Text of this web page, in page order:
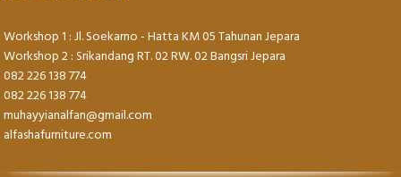
Workshop 1 : Jl. Soekarno - Hatta KM 05 Tahunan Jepara
Workshop 2 : Srikandang RT. 02 RW. 02 Bangsri Jepara
082 226 138 774
082 226 138 774
muhayyianalfan@gmail.com
alfashafurniture.com